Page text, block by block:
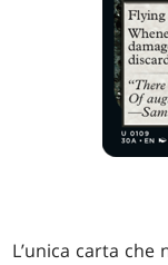
L’unica carta